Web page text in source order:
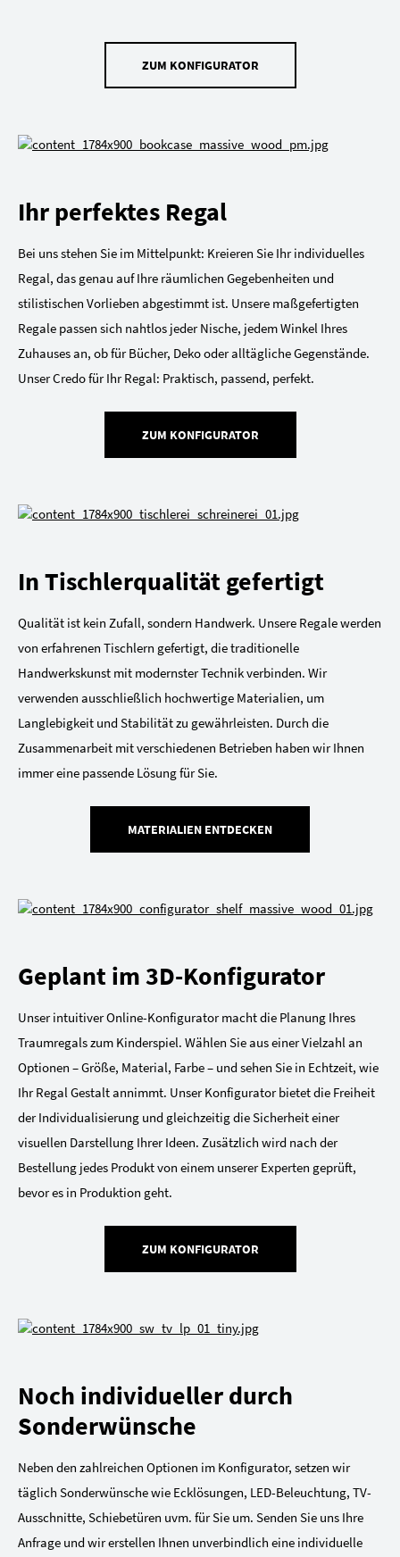
ZUM KONFIGURATOR
Ihr perfektes Regal
Bei uns stehen Sie im Mittelpunkt: Kreieren Sie Ihr individuelles
Regal, das genau auf Ihre räumlichen Gegebenheiten und
stilistischen Vorlieben abgestimmt ist. Unsere maßgefertigten
Regale passen sich nahtlos jeder Nische, jedem Winkel Ihres
Zuhauses an, ob für Bücher, Deko oder alltägliche Gegenstände.
Unser Credo für Ihr Regal: Praktisch, passend, perfekt.
ZUM KONFIGURATOR
In Tischlerqualität gefertigt
Qualität ist kein Zufall, sondern Handwerk. Unsere Regale werden
von erfahrenen Tischlern gefertigt, die traditionelle
Handwerkskunst mit modernster Technik verbinden. Wir
verwenden ausschließlich hochwertige Materialien, um
Langlebigkeit und Stabilität zu gewährleisten. Durch die
Zusammenarbeit mit verschiedenen Betrieben haben wir Ihnen
immer eine passende Lösung für Sie.
MATERIALIEN ENTDECKEN
Geplant im 3D-Konfigurator
Unser intuitiver Online-Konfigurator macht die Planung Ihres
Traumregals zum Kinderspiel. Wählen Sie aus einer Vielzahl an
Optionen – Größe, Material, Farbe – und sehen Sie in Echtzeit, wie
Ihr Regal Gestalt annimmt. Unser Konfigurator bietet die Freiheit
der Individualisierung und gleichzeitig die Sicherheit einer
visuellen Darstellung Ihrer Ideen. Zusätzlich wird nach der
Bestellung jedes Produkt von einem unserer Experten geprüft,
bevor es in Produktion geht.
ZUM KONFIGURATOR
Noch individueller durch
Sonderwünsche
Neben den zahlreichen Optionen im Konfigurator, setzen wir
täglich Sonderwünsche wie Ecklösungen, LED-Beleuchtung, TV-
Ausschnitte, Schiebetüren uvm. für Sie um. Senden Sie uns Ihre
Anfrage und wir erstellen Ihnen unverbindlich eine individuelle